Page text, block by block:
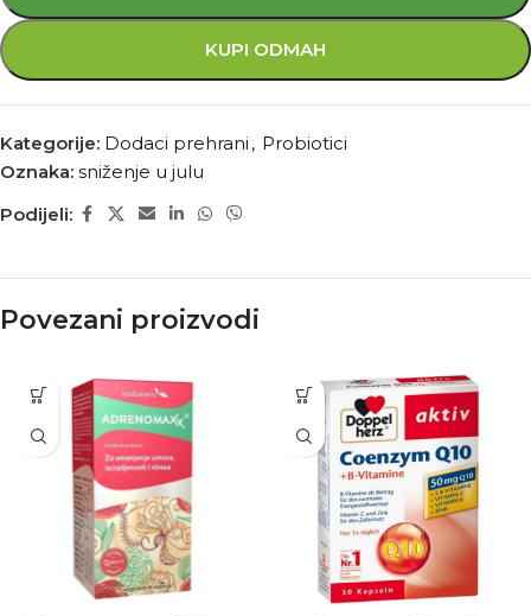
KUPI ODMAH
Kategorije: Dodaci prehrani , Probiotici
Oznaka: sniženje u julu
Podijeli:
Povezani proizvodi